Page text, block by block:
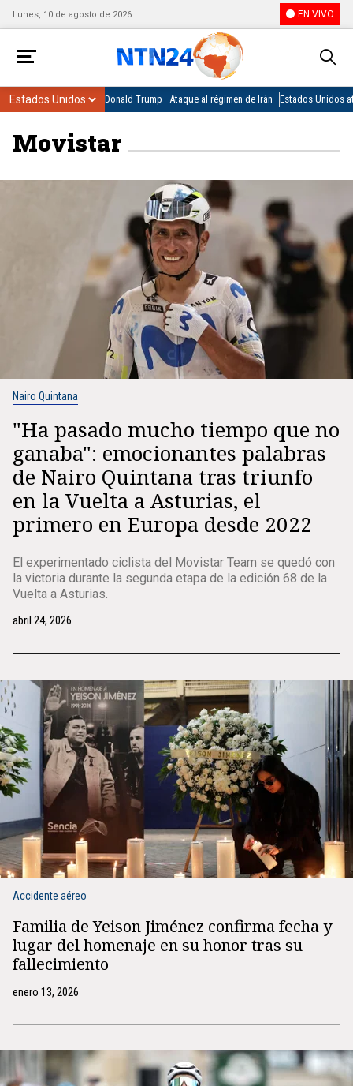
Lunes, 10 de agosto de 2026 EN VIVO
Donald Trump Ataque al régimen de Irán Estados Unidos
Movistar
Nairo Quintana
"Ha pasado mucho tiempo que no
ganaba": emocionantes palabras
de Nairo Quintana tras triunfo
en la Vuelta a Asturias, el
primero en Europa desde 2022
El experimentado ciclista del Movistar Team se quedó con
la victoria durante la segunda etapa de la edición 68 de la
Vuelta a Asturias.
abril 24, 2026
Accidente aéreo
Familia de Yeison Jiménez confirma fecha y
lugar del homenaje en su honor tras su
fallecimiento
enero 13, 2026